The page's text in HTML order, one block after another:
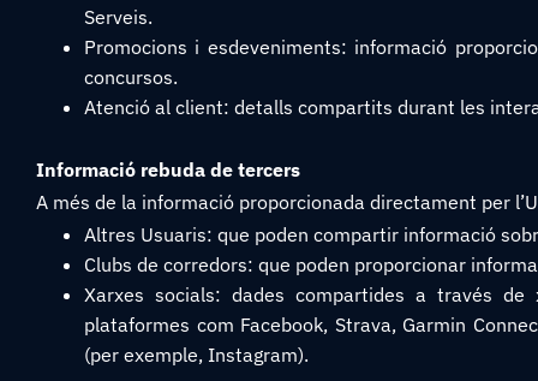
Serveis.
Promocions i esdeveniments: informació
concursos.
Atenció al client: detalls compartits durant les
Informació rebuda de tercers
A més de la informació proporcionada directament per
Altres Usuaris: que poden compartir informació
Clubs de corredors: que poden proporcionar
Xarxes socials: dades compartides a través
plataformes com Facebook, Strava, Garmin
(per exemple, Instagram).